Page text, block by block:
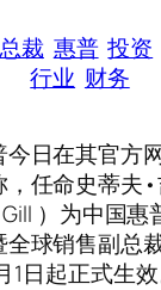
总裁 惠普 投资
行业 财务
今日在其官方
，任命史蒂夫
Gill ）为中国
球销售副总
1日起正式生效